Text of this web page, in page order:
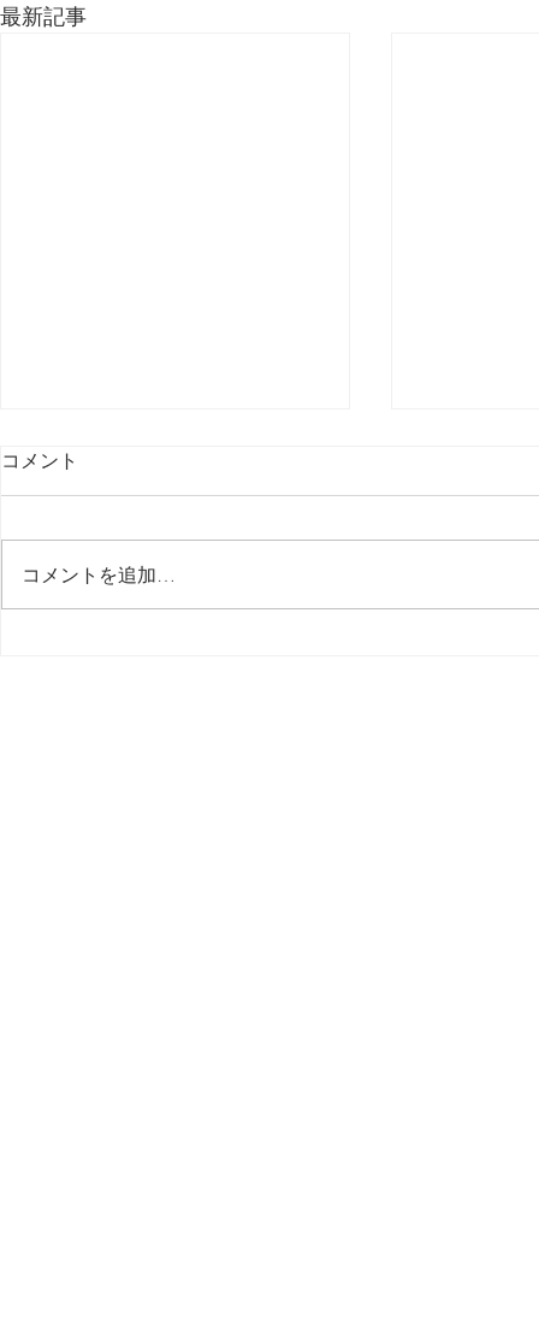
最新記事
最後の日記です
コメント
コメントを追加…